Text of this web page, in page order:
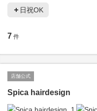
日祝OK
7 件
店舗公式
Spica hairdesign